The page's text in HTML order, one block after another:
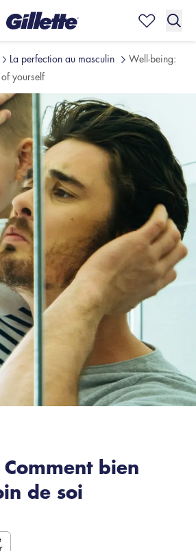
La perfection au masculin
Well-being:
yourself
bien
de soi